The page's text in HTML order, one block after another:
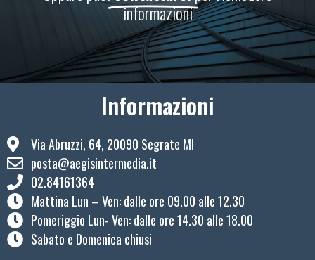
informazioni
Informazioni
Via Abruzzi, 64, 20090 Segrate MI
posta@aegisintermedia.it
02.84161364
Mattina Lun – Ven: ​dalle ore 09.00 alle 12.30
Pomeriggio Lun- Ven: dalle ore 14.30 alle 18.00
Sabato e Domenica chiusi